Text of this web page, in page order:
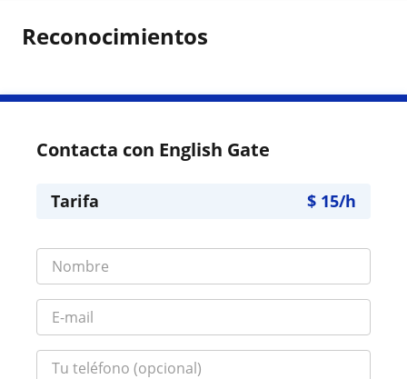
Reconocimientos
Contacta con English Gate
Tarifa $ 15/h